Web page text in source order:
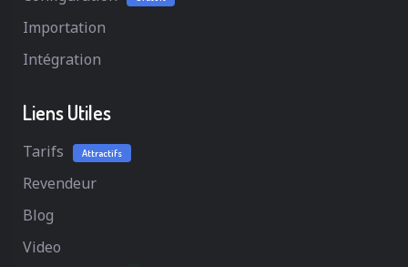
Importation
Intégration
Liens Utiles
Tarifs Attractifs
Revendeur
Blog
Video